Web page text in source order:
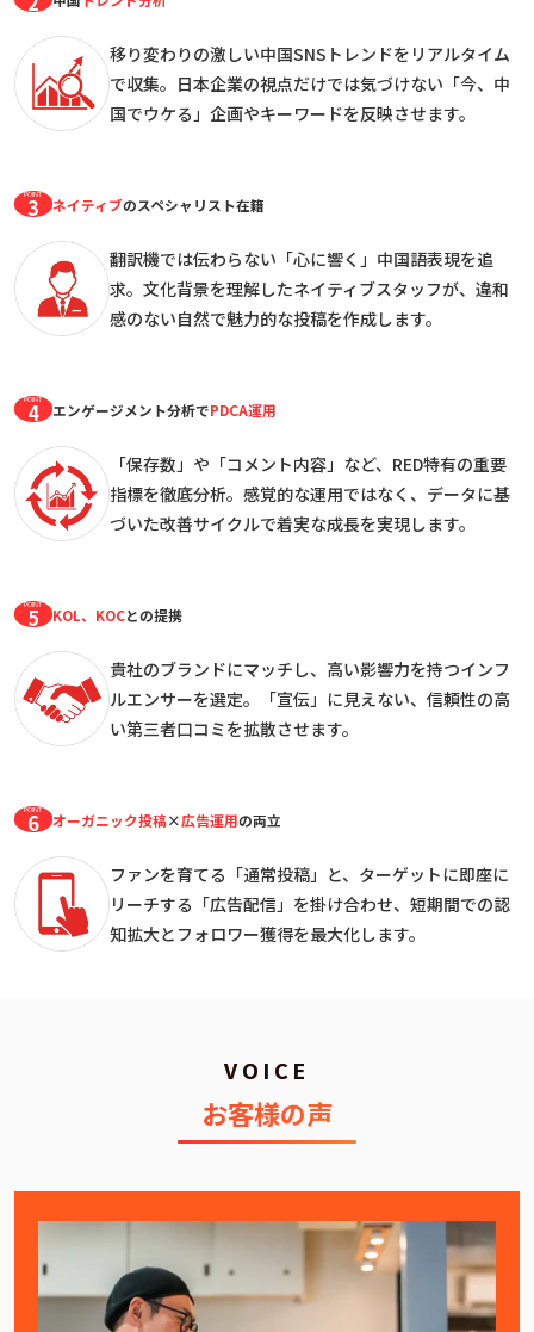
移り変わりの激しい中国SNSトレンドをリアルタイム
で収集。 日本企業の視点だけでは気づけない 「今、中
国でウケる」企画やキーワードを反映させます。
POINT
3 ネイティブのスペシャリスト在籍
翻訳機では伝わらない「心に響く」中国語表現を追
求。 文化背景を理解したネイティブスタッフが、 違和
感のない自然で魅力的な投稿を作成します。
POINT
4 エンゲージメント分析でPDCA運用
「保存数」や「コメント内容」など、RED特有の重要
指標を徹底分析。 感覚的な運用ではなく、 データに基
づいた改善サイクルで着実な成長を実現します。
POINT
5 KOL、KOCとの提携
貴社のブランドにマッチし、 高い影響力を持つインフ
ルエンサーを選定。
「宣伝」に見えない、信頼性の高
い第三者口コミを拡散させます。
POINT
6 オーガニック投稿×広告運用の両立
ファンを育てる「通常投稿」と、ターゲットに即座に
リーチする 「広告配信」を掛け合わせ、短期間での認
知拡大と フォロワー獲得を最大化します。
VOICE
お客様の声